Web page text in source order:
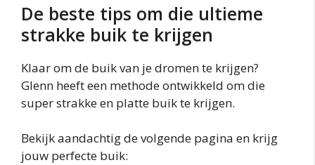
De beste tips om die ultieme
strakke buik te krijgen
Klaar om de buik van je dromen te krijgen?
Glenn heeft een methode ontwikkeld om die
super strakke en platte buik te krijgen.
Bekijk aandachtig de volgende pagina en krijg
jouw perfecte buik: